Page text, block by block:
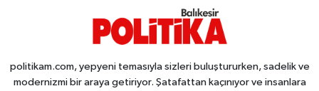
politikam.com, yepyeni temasıyla sizleri buluştururken, sadelik ve
modernizmi bir araya getiriyor. Şatafattan kaçınıyor ve insanlara